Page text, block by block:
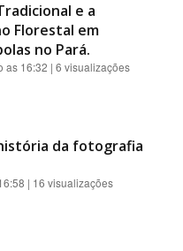
e a
Florestal em
no Pará.
as 16:32 | 6 visualizações
da fotografia
| 16 visualizações